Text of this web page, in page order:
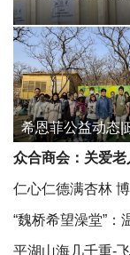
众合商会：关爱
仁心仁德满杏林
究院院长杨运升
“魏桥希望澡堂”：
平湖山海几千重-